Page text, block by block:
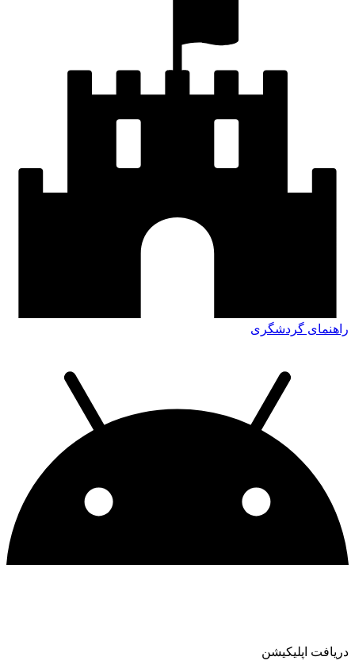
راهنمای گردشگری
دریافت اپلیکیشن